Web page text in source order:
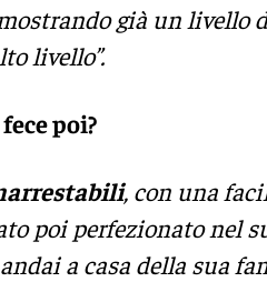
già un livello
livello”.
poi?
, con una
poi perfezionato nel
a casa della sua